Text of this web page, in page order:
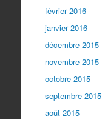
février 2016
janvier 2016
décembre 2015
novembre 2015
octobre 2015
septembre 2015
août 2015